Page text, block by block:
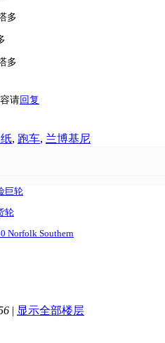
请 回复
, 跑车, 兰博基尼
巨轮
轮
Norfolk Southern
| 显示全部楼层